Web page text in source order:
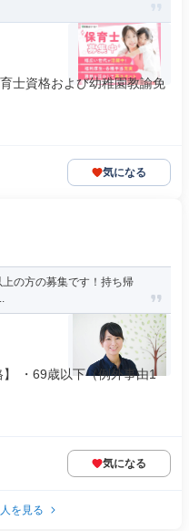
士資格および幼稚園教諭免
気になる
の方の募集です！持ち帰
・69歳以下（例外事由1
気になる
を見る